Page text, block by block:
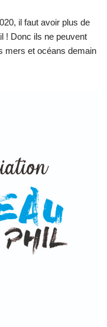
il faut avoir plus de
! Donc ils ne peuvent
mers et océans demain